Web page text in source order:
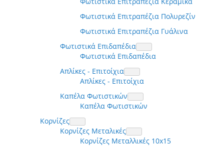
Φωτιστικά Επιτραπέζια Πολυρεζίν
Φωτιστικά Επιτραπέζια Γυάλινα
Φωτιστικά Επιδαπέδια
Φωτιστικά Επιδαπέδια
Απλίκες - Επιτοίχια
Απλίκες - Επιτοίχια
Καπέλα Φωτιστικών
Καπέλα Φωτιστικών
Κορνίζες
Κορνίζες Μεταλικές
Κορνίζες Μεταλλικές 10x15